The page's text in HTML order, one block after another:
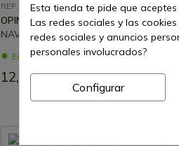
REF: 123080
OPINEL
NAVAJA OPINEL Nº8VRI
En stock - Envío inmediato
12,60 €
Esta tienda te pide que
Las redes sociales y las
redes sociales y anuncios
personales involucrados?
Configurar